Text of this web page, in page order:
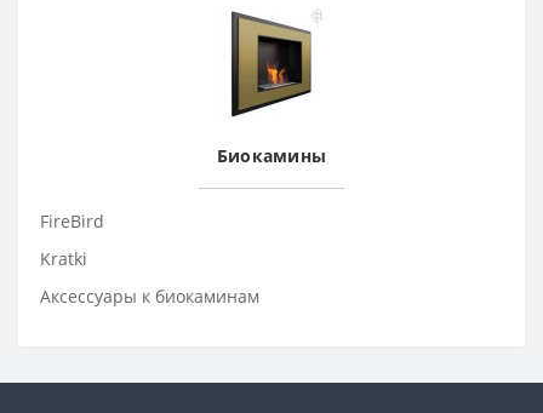
Биокамины
FireBird
Kratki
Аксессуары к биокаминам